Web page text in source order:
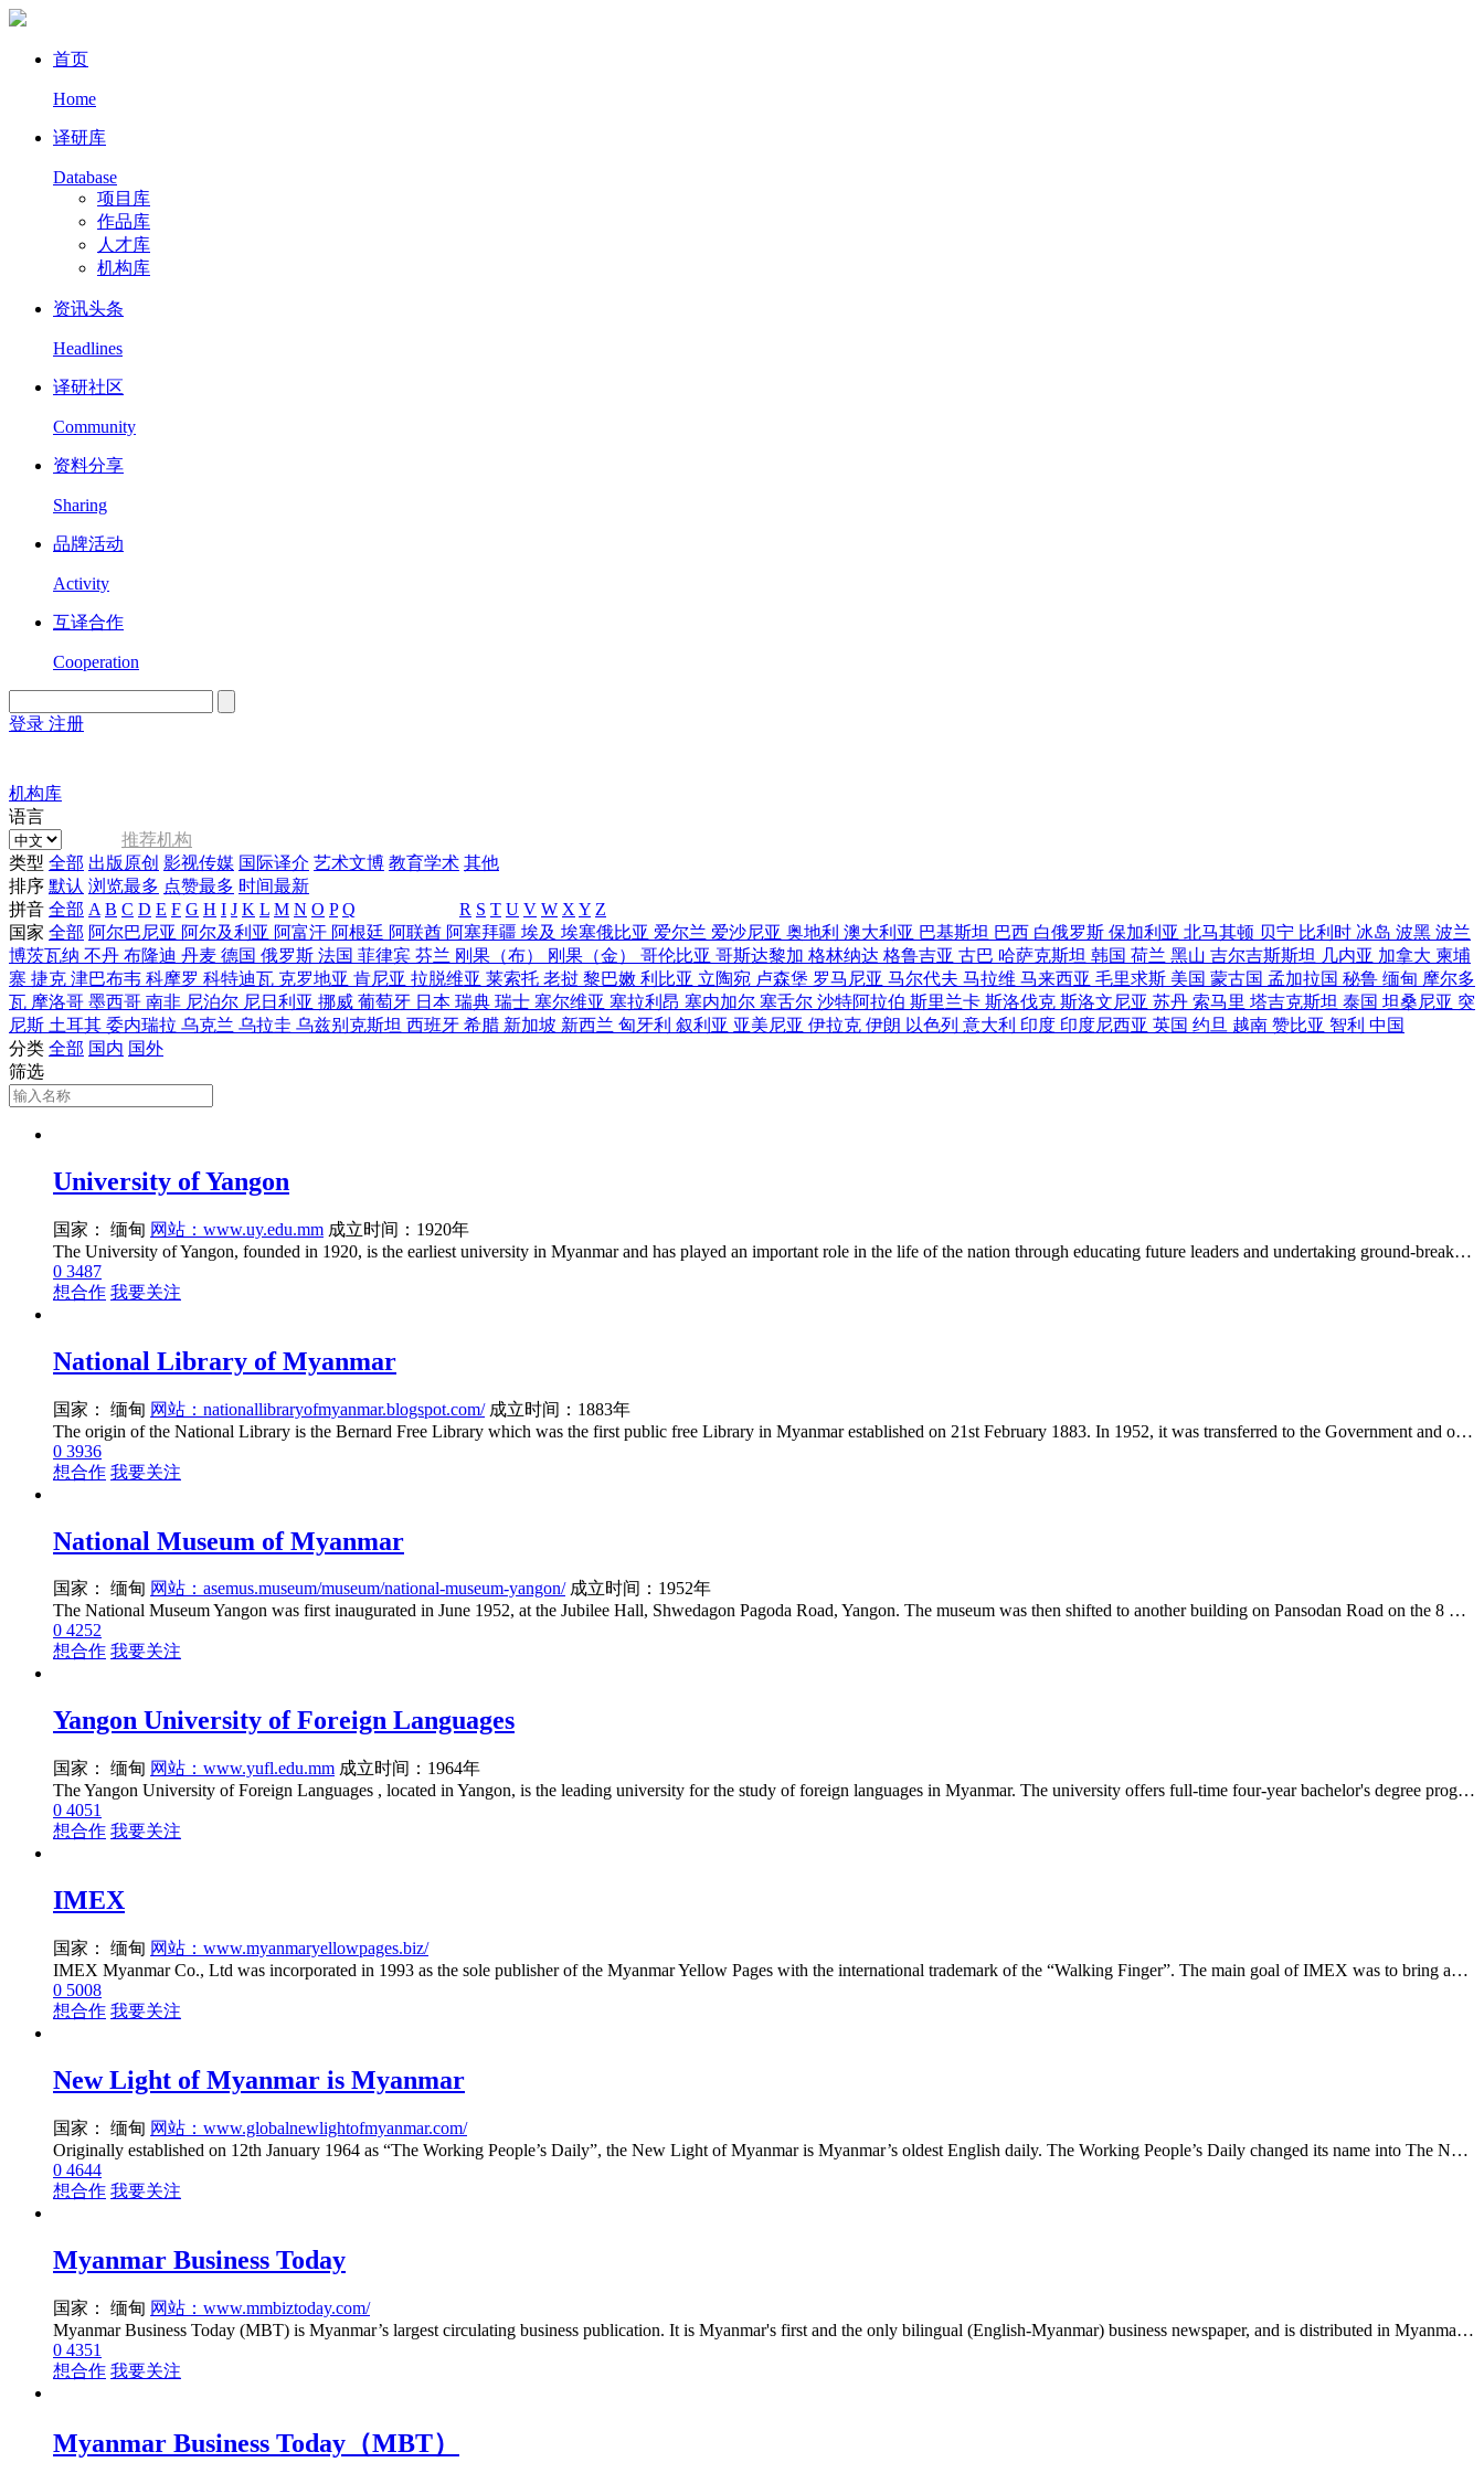
首页
Home
译研库
Database
项目库
作品库
人才库
机构库
资讯头条
Headlines
译研社区
Community
资料分享
Sharing
品牌活动
Activity
互译合作
Cooperation
登录 注册
机构库
语言
推荐机构
类型 全部 出版原创 影视传媒 国际译介 艺术文博 教育学术 其他
排序 默认 浏览最多 点赞最多 时间最新
拼音 全部 A B C D E F G H I J K L M N O P Q R S T U V W X Y Z
国家 全部 阿尔巴尼亚 阿尔及利亚 阿富汗 阿根廷 阿联酋 阿塞拜疆 埃及 埃塞俄比亚 爱尔兰 爱沙尼亚 奥地利 澳大利亚 巴基斯坦 巴西 白俄罗斯 保加利亚 北马其顿 贝宁 比利时 冰岛 波黑 波兰
博茨瓦纳 不丹 布隆迪 丹麦 德国 俄罗斯 法国 菲律宾 芬兰 刚果（布） 刚果（金） 哥伦比亚 哥斯达黎加 格林纳达 格鲁吉亚 古巴 哈萨克斯坦 韩国 荷兰 黑山 吉尔吉斯斯坦 几内亚 加拿大 柬埔
寨 捷克 津巴布韦 科摩罗 科特迪瓦 克罗地亚 肯尼亚 拉脱维亚 莱索托 老挝 黎巴嫩 利比亚 立陶宛 卢森堡 罗马尼亚 马尔代夫 马拉维 马来西亚 毛里求斯 美国 蒙古国 孟加拉国 秘鲁 缅甸 摩尔多
瓦 摩洛哥 墨西哥 南非 尼泊尔 尼日利亚 挪威 葡萄牙 日本 瑞典 瑞士 塞尔维亚 塞拉利昂 塞内加尔 塞舌尔 沙特阿拉伯 斯里兰卡 斯洛伐克 斯洛文尼亚 苏丹 索马里 塔吉克斯坦 泰国 坦桑尼亚 突
尼斯 土耳其 委内瑞拉 乌克兰 乌拉圭 乌兹别克斯坦 西班牙 希腊 新加坡 新西兰 匈牙利 叙利亚 亚美尼亚 伊拉克 伊朗 以色列 意大利 印度 印度尼西亚 英国 约旦 越南 赞比亚 智利 中国
分类 全部 国内 国外
筛选
University of Yangon
国家： 缅甸 网站：www.uy.edu.mm 成立时间：1920年
The University of Yangon, founded in 1920, is the earliest university in Myanmar and has played an important role in the life of the nation through educating future leaders and undertaking ground-breaking research. Today the University is going through a process of revitalization that will create a
0 3487
想合作 我要关注
National Library of Myanmar
国家： 缅甸 网站：nationallibraryofmyanmar.blogspot.com/ 成立时间：1883年
The origin of the National Library is the Bernard Free Library which was the first public free Library in Myanmar established on 21st February 1883. In 1952, it was transferred to the Government and opened as the National Library of Myanmar under the Ministry of Culture. The library has been situate
0 3936
想合作 我要关注
National Museum of Myanmar
国家： 缅甸 网站：asemus.museum/museum/national-museum-yangon/ 成立时间：1952年
The National Museum Yangon was first inaugurated in June 1952, at the Jubilee Hall, Shwedagon Pagoda Road, Yangon. The museum was then shifted to another building on Pansodan Road on the 8 Febrary 1970. Once again in 1996, the museum shifted for the third time to area of 3.804 acres at 66/74 Pyay Ro
0 4252
想合作 我要关注
Yangon University of Foreign Languages
国家： 缅甸 网站：www.yufl.edu.mm 成立时间：1964年
The Yangon University of Foreign Languages , located in Yangon, is the leading university for the study of foreign languages in Myanmar. The university offers full-time four-year bachelor's degree programs, and part-time diploma programs in the study of several Asian and European languages. The univ
0 4051
想合作 我要关注
IMEX
国家： 缅甸 网站：www.myanmaryellowpages.biz/
IMEX Myanmar Co., Ltd was incorporated in 1993 as the sole publisher of the Myanmar Yellow Pages with the international trademark of the “Walking Finger”. The main goal of IMEX was to bring and expedite daily news on business and trade, promoting products and services and many more.
0 5008
想合作 我要关注
New Light of Myanmar is Myanmar
国家： 缅甸 网站：www.globalnewlightofmyanmar.com/
Originally established on 12th January 1964 as “The Working People’s Daily”, the New Light of Myanmar is Myanmar’s oldest English daily. The Working People’s Daily changed its name into The New Light of Myanmar on 17th April 1993. The paper started printing 12 black and white pages in broadsheet siz
0 4644
想合作 我要关注
Myanmar Business Today
国家： 缅甸 网站：www.mmbiztoday.com/
Myanmar Business Today (MBT) is Myanmar’s largest circulating business publication. It is Myanmar's first and the only bilingual (English-Myanmar) business newspaper, and is distributed in Myanmar and Thailand.
0 4351
想合作 我要关注
Myanmar Business Today（MBT）